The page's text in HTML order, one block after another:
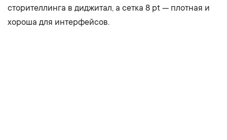
сторителлинга в диджитал, а сетка 8 pt — плотная и
хороша для интерфейсов.